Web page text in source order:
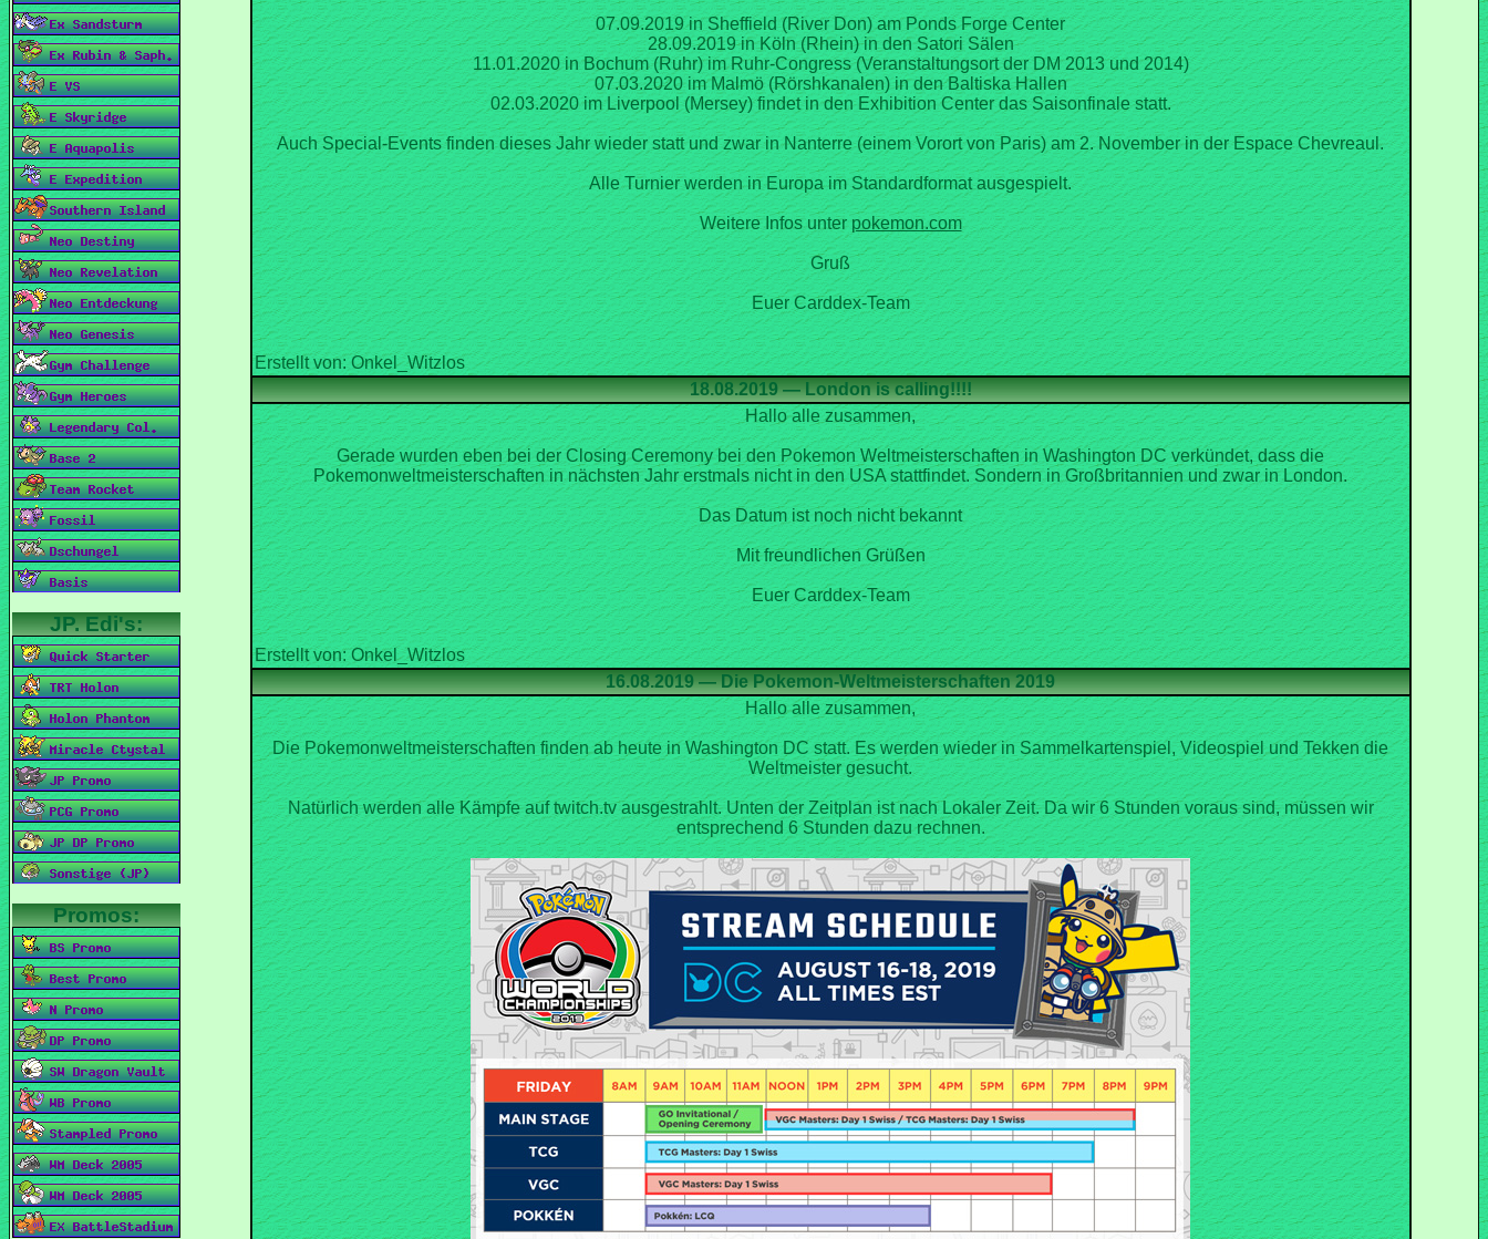
07.09.2019 in Sheffield (River Don) am Ponds Forge Center
28.09.2019 in Köln (Rhein) in den Satori Sälen
11.01.2020 in Bochum (Ruhr) im Ruhr-Congress (Veranstaltungsort der DM 2013 und 2014)
07.03.2020 im Malmö (Rörshkanalen) in den Baltiska Hallen
02.03.2020 im Liverpool (Mersey) findet in den Exhibition Center das Saisonfinale statt.
Auch Special-Events finden dieses Jahr wieder statt und zwar in Nanterre (einem Vorort von Paris) am 2. November in der Espace Chevreaul.
Alle Turnier werden in Europa im Standardformat ausgespielt.
Weitere Infos unter
Gruß
Euer Carddex-Team
Hallo alle zusammen,
Gerade wurden eben bei der Closing Ceremony bei den Pokemon Weltmeisterschaften in Washington DC verkündet, dass die
Pokemonweltmeisterschaften in nächsten Jahr erstmals nicht in den USA stattfindet. Sondern in Großbritannien und zwar in London.
Das Datum ist noch nicht bekannt
Mit freundlichen Grüßen
Euer Carddex-Team
16.08.2019 — Die Pokemon-Weltmeisterschaften 2019
Hallo alle zusammen,
Die Pokemonweltmeisterschaften finden ab heute in Washington DC statt. Es werden wieder in Sammelkartenspiel, Videospiel und Tekken die
Natürlich werden alle Kämpfe auf twitch.tv ausgestrahlt. Unten der Zeitplan ist nach Lokaler Zeit. Da wir 6 Stunden voraus sind, müssen wir
entsprechend 6 Stunden dazu rechnen.